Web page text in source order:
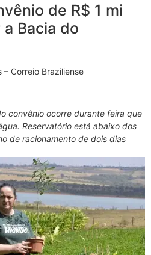
de R$ 1 mi
Bacia do
– Correio Braziliense
convênio ocorre durante feira que
Reservatório está abaixo dos
de racionamento de dois dias